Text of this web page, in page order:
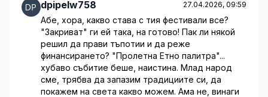
dpipelw758 27.04.2026, 09:59
Абе, хора, какво става с тия фестивали все?
"Закриват" ги ей така, на готово! Пак ли някой
решил да прави тъпотии и да реже
финансирането? "Пролетна Етно палитра"...
хубаво събитие беше, наистина. Млад народ
сме, трябва да запазим традициите си, да
покажем на света какво можем. Ама не, винаги